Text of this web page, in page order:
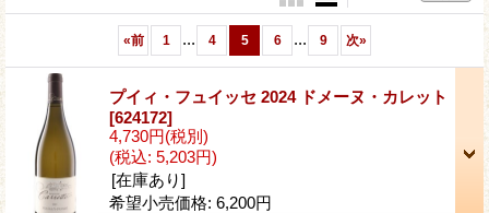
«前 1 ... 4 5 6 ... 9 次»
プイィ・フュイッセ 2024 ドメーヌ・カレット
[624172]
4,730円(税別)
(税込: 5,203円)
[在庫あり]
希望小売価格: 6,200円